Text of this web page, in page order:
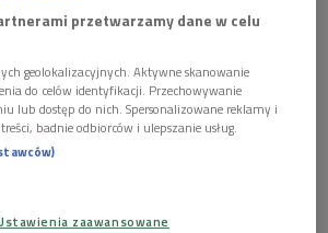
przetwarzamy dane w celu
geolokalizacyjnych. Aktywne skanowanie
do celów identyfikacji. Przechowywanie
lub dostęp do nich. Spersonalizowane reklamy i
badnie odbiorców i ulepszanie usług.
zaawansowane